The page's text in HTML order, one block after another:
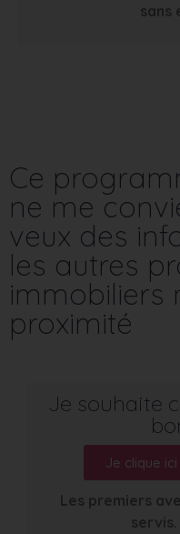
sans
Ce
ne me
veux des
les autres
immobiliers
proximité
Je souhaite
Je clique
Les premiers
servis.